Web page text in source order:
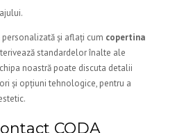
și aflați cum copertina
standardelor înalte ale
noastră poate discuta detalii
și opțiuni tehnologice, pentru a
CODA